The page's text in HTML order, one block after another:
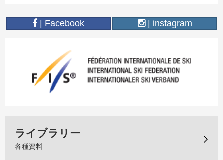
| Facebook | instagram
ライブラリー
各種資料